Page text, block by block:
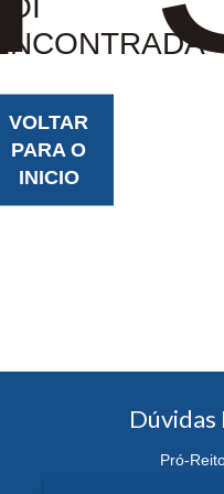
VOLTAR
PARA O
INICIO
Dúvidas
Pró-